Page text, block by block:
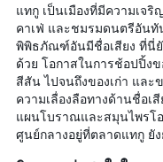
แทกู เป็นเมืองที่มีความเจริ
คาเฟ่ และชมรมดนตรีอันทั
พิพิธภัณฑ์อันมีชื่อเสียง ที่นี่
ด้วย โอกาสในการช้อปปิ้ง
สีสัน ไปจนถึงของเก่า แล
ความเลื่องลือทางด้านชื่อเ
แผนโบราณและสมุนไพรโ
ศูนย์กลางอยู่ที่ตลาดแทกู ยั